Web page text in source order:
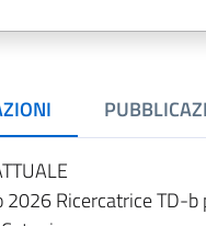
2026 Ricercatrice TD-